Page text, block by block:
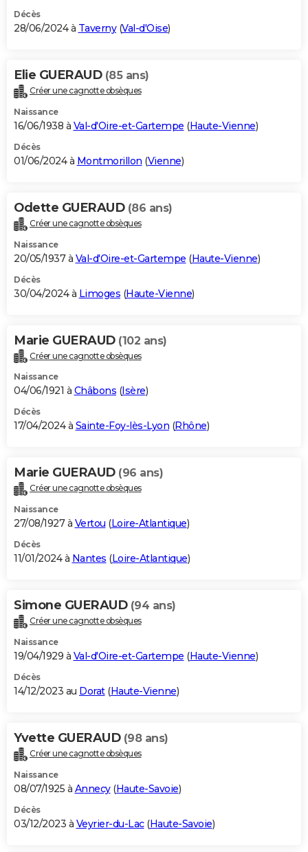
Décès
28/06/2024 à Taverny(Val-d'Oise)
Elie GUERAUD (85 ans)
Créer une cagnotte obsèques
Naissance
16/06/1938 à Val-d'Oire-et-Gartempe (Haute-Vienne)
Décès
01/06/2024 à Montmorillon (Vienne)
Odette GUERAUD (86 ans)
Créer une cagnotte obsèques
Naissance
20/05/1937 à Val-d'Oire-et-Gartempe (Haute-Vienne)
Décès
30/04/2024 à Limoges (Haute-Vienne)
Marie GUERAUD (102 ans)
Créer une cagnotte obsèques
Naissance
04/06/1921 à Châbons (Isère)
Décès
17/04/2024 à Sainte-Foy-lès-Lyon (Rhône)
Marie GUERAUD (96 ans)
Créer une cagnotte obsèques
Naissance
27/08/1927 à Vertou (Loire-Atlantique)
Décès
11/01/2024 à Nantes (Loire-Atlantique)
Simone GUERAUD (94 ans)
Créer une cagnotte obsèques
Naissance
19/04/1929 à Val-d'Oire-et-Gartempe (Haute-Vienne)
Décès
14/12/2023 au Dorat(Haute-Vienne)
Yvette GUERAUD (98 ans)
Créer une cagnotte obsèques
Naissance
08/07/1925 à Annecy(Haute-Savoie)
Décès
03/12/2023 à Veyrier-du-Lac(Haute-Savoie)